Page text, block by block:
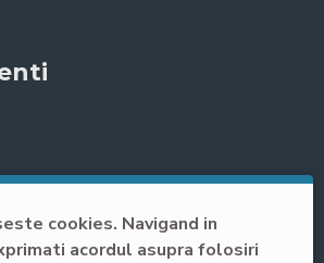
cookies. Navigand in
acordul asupra folosiri